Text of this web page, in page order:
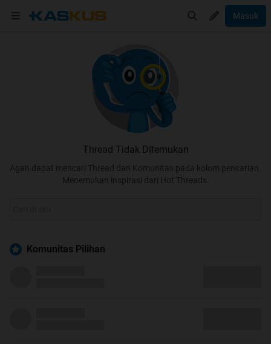
Masuk
Thread Tidak Ditemukan
Agan dapat mencari Thread dan Komunitas pada kolom pencarian.
Menemukan inspirasi dari Hot Threads.
Komunitas Pilihan